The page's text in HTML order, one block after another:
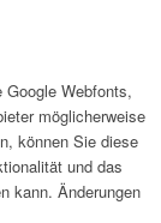
Google Webfonts,
möglicherweise
können Sie diese
und das
kann. Änderungen